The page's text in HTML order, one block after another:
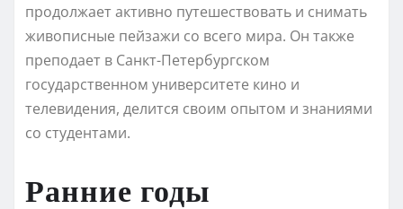
продолжает активно путешествовать и снимать
живописные пейзажи со всего мира. Он также
преподает в Санкт-Петербургском
государственном университете кино и
телевидения, делится своим опытом и знаниями
со студентами.
Ранние годы